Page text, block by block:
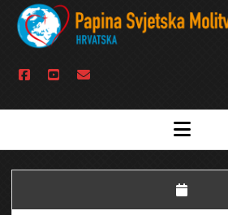
facebook
youtubeemail
open
menu